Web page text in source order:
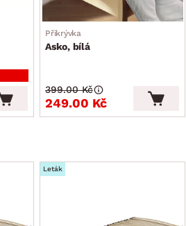
Přikrývka
Asko, bílá
249.00 Kč
399.00 Kč
Leták